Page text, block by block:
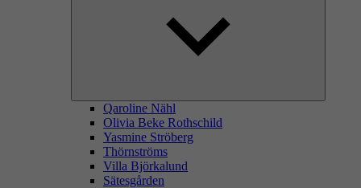
Qaroline Nähl
Olivia Beke Rothschild
Yasmine Ströberg
Thörnströms
Villa Björkalund
Sätesgården